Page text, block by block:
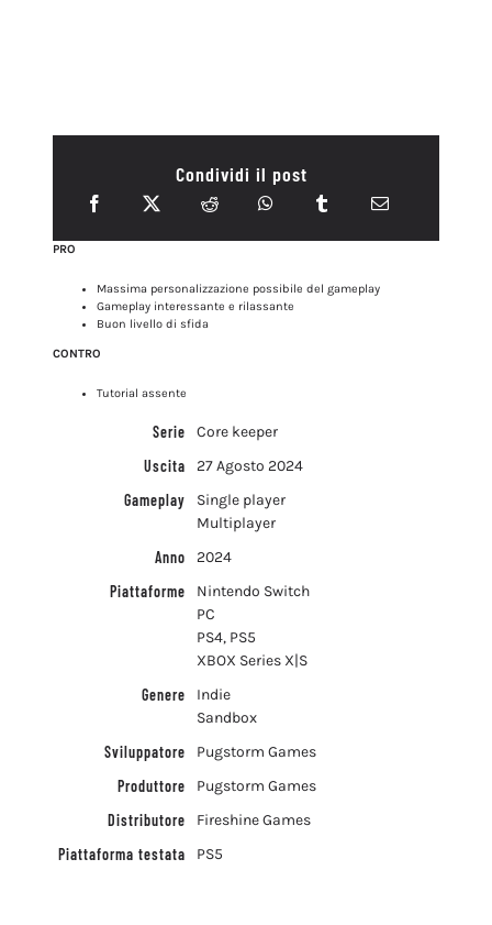
Condividi il post
PRO
Massima personalizzazione possibile del gameplay
Gameplay interessante e rilassante
Buon livello di sfida
CONTRO
Tutorial assente
Serie
Core keeper
Uscita
27 Agosto 2024
Gameplay
Single player
Multiplayer
Anno
2024
Piattaforme
Nintendo Switch
PC
PS4, PS5
XBOX Series X|S
Genere
Indie
Sandbox
Sviluppatore
Pugstorm Games
Produttore
Pugstorm Games
Distributore
Fireshine Games
Piattaforma testata
PS5